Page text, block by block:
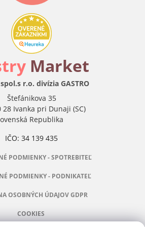
Market
r.o. divízia GASTRO
Štefánikova 35
28 Ivanka pri Dunaji (SC)
Republika
IČO: 34 139 435
PODMIENKY - SPOTREBITEĽ
PODMIENKY - PODNIKATEĽ
OSOBNÝCH ÚDAJOV GDPR
COOKIES